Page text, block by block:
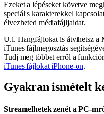
Ezeket a lépéseket követve
speciális karakterekkel
élvezheted médiafájljaidat.
U.i. Hangfájlokat is átvihetsz a
iTunes fájlmegosztás
Tudj meg többet erről a
iTunes fájlokat iPhone-on.
Gyakran ismételt
Streamelhetek zenét a PC-